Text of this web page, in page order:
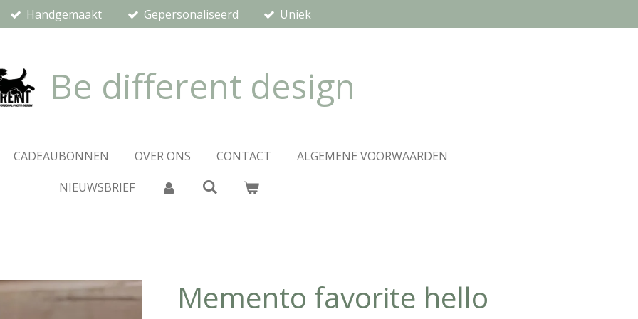
Handgemaakt Gepersonaliseerd Uniek
Be different design
CADEAUBONNEN OVER ONS CONTACT
ALGEMENE VOORWAARDEN
NIEUWSBRIEF
Memento favorite hello